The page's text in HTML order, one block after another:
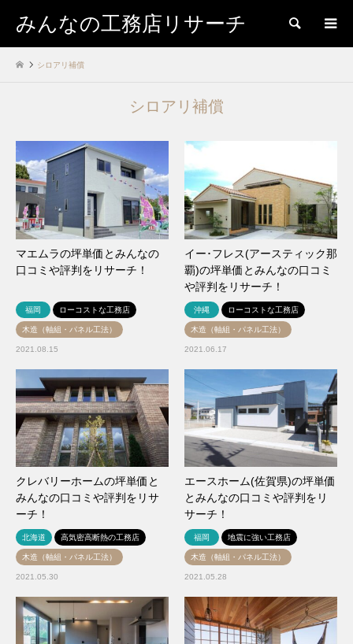
みんなの工務店リサーチ 検索
シロアリ補償
シロアリ補償
マエムラの坪単価とみんなの
口コミや評判をリサーチ！
福岡 ローコストな工務店
木造（軸組・パネル工法）
2021.08.15
イー･フレス(アースティック那
覇)の坪単価とみんなの口コミ
や評判をリサーチ！
沖縄 ローコストな工務店
木造（軸組・パネル工法）
2021.06.17
クレバリーホームの坪単価と
みんなの口コミや評判をリサ
ーチ！
北海道 高気密高断熱の工務店
木造（軸組・パネル工法）
2021.05.30
エースホーム(佐賀県)の坪単価
とみんなの口コミや評判をリ
サーチ！
福岡 地震に強い工務店
木造（軸組・パネル工法）
2021.05.28